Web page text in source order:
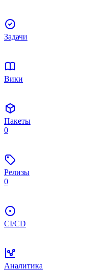
Задачи
Вики
Пакеты
0
Релизы
0
CI/CD
Аналитика